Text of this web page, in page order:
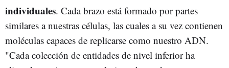
individuales. Cada brazo está formado por partes
similares a nuestras células, las cuales a su vez contienen
moléculas capaces de replicarse como nuestro ADN.
"Cada colección de entidades de nivel inferior ha